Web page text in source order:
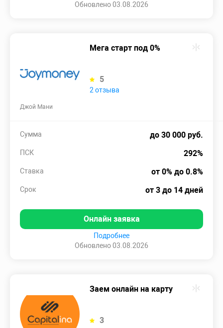
Обновлено 03.08.2026
Джой Мани
Мега старт под 0%
5
2 отзыва
до 30 000 руб.
Сумма
292%
ПСК
от 0% до 0.8%
Ставка
от 3 до 14 дней
Срок
Онлайн заявка
Подробнее
Обновлено 03.08.2026
Заем онлайн на карту
3